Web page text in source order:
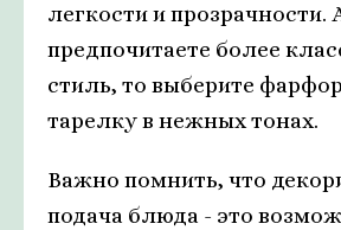
легкости и прозрачности.
предпочитаете более
стиль, то выберите
тарелку в нежных тонах.
Важно помнить, что
подача блюда - это